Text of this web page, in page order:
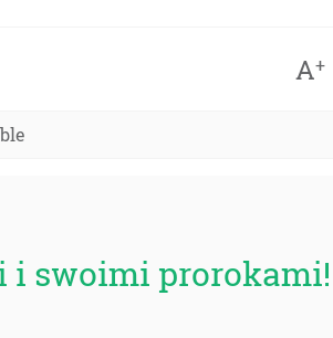
A+
i swoimi prorokami!